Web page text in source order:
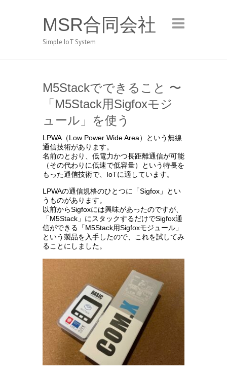
MSR合同会社
Simple IoT System
M5Stackでできること 〜
「M5Stack用Sigfoxモジ
ュール」を使う
LPWA（Low Power Wide Area）という無線
通信技術があります。
名前のとおり、低電力かつ長距離通信が可能
（その代わりに低速で低容量）という特長を
もった通信技術で、IoTに適しています。
LPWAの通信規格のひとつに「Sigfox」とい
うものがあります。
以前からSigfoxには興味があったのですが、
「M5Stack」にスタックするだけでSigfox通
信ができる「M5Stack用Sigfoxモジュール」
という製品を入手したので、これを試してみ
ることにしました。